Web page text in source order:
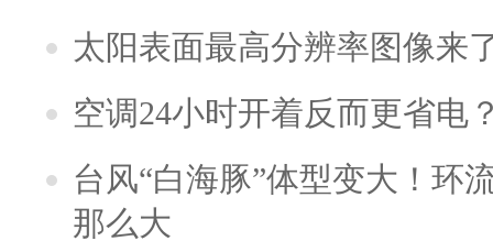
太阳表面最高分辨率图像来
空调24小时开着反而更省电
台风“白海豚”体型变大！环
那么大